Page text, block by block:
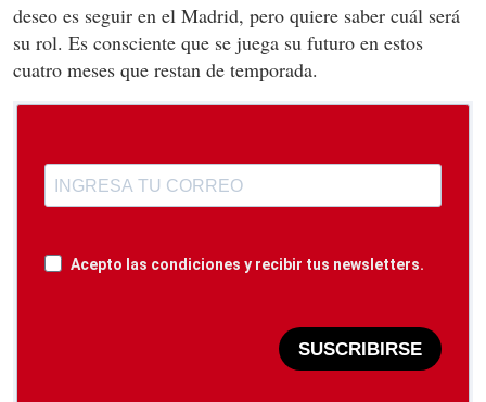
deseo es seguir en el Madrid, pero quiere saber cuál será
su rol. Es consciente que se juega su futuro en estos
cuatro meses que restan de temporada.
Acepto las condiciones y recibir tus newsletters.
SUSCRIBIRSE